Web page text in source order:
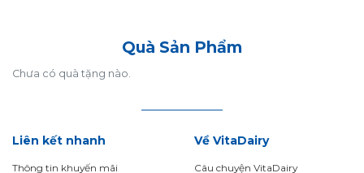
Quà Sản Phẩm
Chưa có quà tặng nào.
Liên kết nhanh
Thông tin khuyến mãi
Về VitaDairy
Câu chuyện VitaDairy